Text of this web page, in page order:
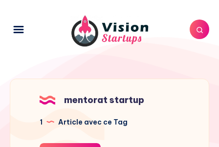
mentorat startup
1 Article avec ce Tag